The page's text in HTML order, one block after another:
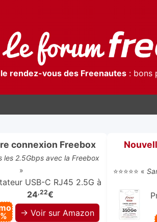
le rendez-vous des Freenautes: bons
connexion Freebox
les 2.5Gbps avec la Freebox
»
USB-C RJ45 2.5G à
24,22€
→ Voir sur Amazon
⭐⭐⭐⭐⭐ «